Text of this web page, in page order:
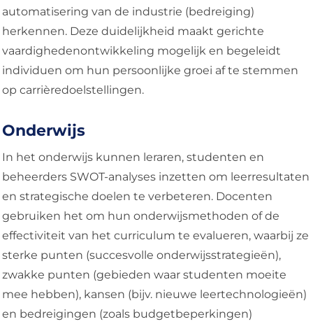
automatisering van de industrie (bedreiging)
herkennen. Deze duidelijkheid maakt gerichte
vaardighedenontwikkeling mogelijk en begeleidt
individuen om hun persoonlijke groei af te stemmen
op carrièredoelstellingen.
Onderwijs
In het onderwijs kunnen leraren, studenten en
beheerders SWOT-analyses inzetten om leerresultaten
en strategische doelen te verbeteren. Docenten
gebruiken het om hun onderwijsmethoden of de
effectiviteit van het curriculum te evalueren, waarbij ze
sterke punten (succesvolle onderwijsstrategieën),
zwakke punten (gebieden waar studenten moeite
mee hebben), kansen (bijv. nieuwe leertechnologieën)
en bedreigingen (zoals budgetbeperkingen)